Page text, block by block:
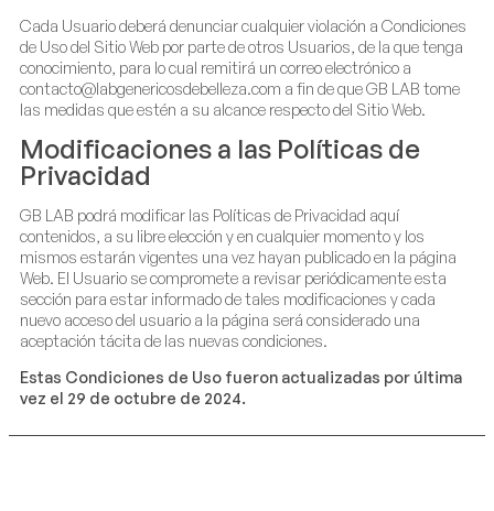
Cada Usuario deberá denunciar cualquier violación a Condiciones
de Uso del Sitio Web por parte de otros Usuarios, de la que tenga
conocimiento, para lo cual remitirá un correo electrónico a
contacto@labgenericosdebelleza.com a fin de que GB LAB tome
las medidas que estén a su alcance respecto del Sitio Web.
Modificaciones a las Políticas de
Privacidad
GB LAB podrá modificar las Políticas de Privacidad aquí
contenidos, a su libre elección y en cualquier momento y los
mismos estarán vigentes una vez hayan publicado en la página
Web. El Usuario se compromete a revisar periódicamente esta
sección para estar informado de tales modificaciones y cada
nuevo acceso del usuario a la página será considerado una
aceptación tácita de las nuevas condiciones.
Estas Condiciones de Uso fueron actualizadas por última
vez el 29 de octubre de 2024.